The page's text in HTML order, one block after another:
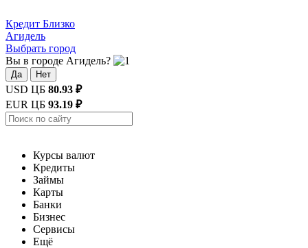
Кредит Близко
Агидель
Выбрать город
Вы в городе Агидель?
Да Нет
USD ЦБ 80.93 ₽
EUR ЦБ 93.19 ₽
Курсы валют
Кредиты
Займы
Карты
Банки
Бизнес
Сервисы
Ещё